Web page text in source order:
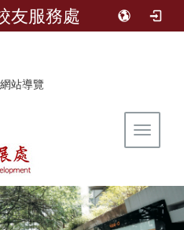
友服務處
網站導覽
Toggle